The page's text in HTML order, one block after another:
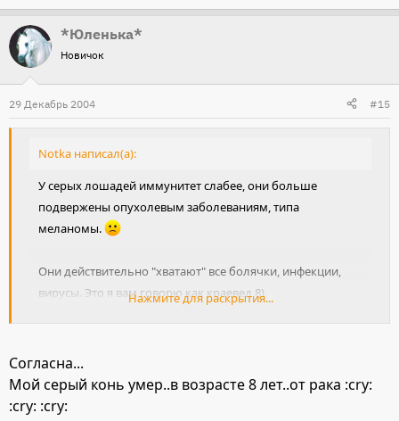
*Юленька*
Новичок
29 Декабрь 2004 #15
Notka написал(а):
У серых лошадей иммунитет слабее, они больше
подвержены опухолевым заболеваниям, типа
меланомы.
Они действительно "хватают" все болячки, инфекции,
вирусы. Это я вам говорю как краевед 8)
Рецессивный всегда слебее.
Нажмите для раскрытия...
Согласна...
Мой серый конь умер..в возрасте 8 лет..от рака :cry:
:cry: :cry: